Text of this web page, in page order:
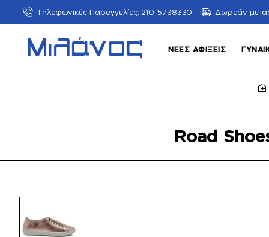
Τηλεφωνικές Παραγγελίες: 210 5738330 Δωρεάν
ΝΈΕΣ ΑΦΊΞΕΙΣ
Road